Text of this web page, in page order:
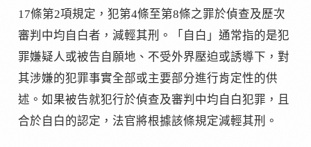
17條第2項規定，犯第4條至第8條之罪於偵查及歷次
審判中均自白者，減輕其刑。「自白」通常指的是犯
罪嫌疑人或被告自願地、不受外界壓迫或誘導下，對
其涉嫌的犯罪事實全部或主要部分進行肯定性的供
述。如果被告就犯行於偵查及審判中均自白犯罪，且
合於自白的認定，法官將根據該條規定減輕其刑。